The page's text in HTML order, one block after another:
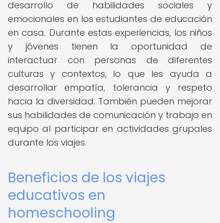
desarrollo de habilidades sociales y
emocionales en los estudiantes de educación
en casa. Durante estas experiencias, los niños
y jóvenes tienen la oportunidad de
interactuar con personas de diferentes
culturas y contextos, lo que les ayuda a
desarrollar empatía, tolerancia y respeto
hacia la diversidad. También pueden mejorar
sus habilidades de comunicación y trabajo en
equipo al participar en actividades grupales
durante los viajes.
Beneficios de los viajes
educativos en
homeschooling